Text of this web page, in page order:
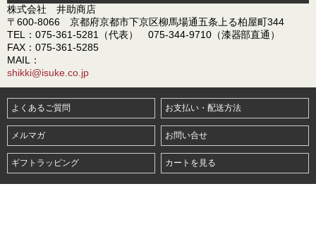
株式会社 井助商店
〒600-8066 京都府京都市下京区柳馬場通五条上る柏屋町344
TEL：075-361-5281（代表） 075-344-9710（漆器部直通）
FAX：075-361-5285
MAIL：
shikki@isuke.co.jp
よくあるご質問 お支払い・配送方法
メルマガ お問い合せ
ギフトラッピング カートを見る